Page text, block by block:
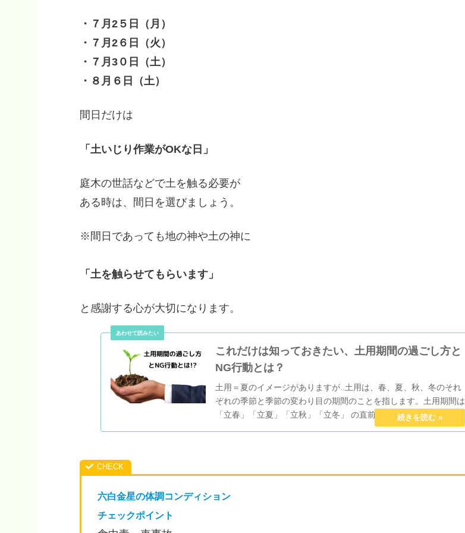
・７月2５日（月）
・７月2６日（火）
・７月3０日（土）
・８月６日（土）
間日だけは
「土いじり作業がOKな日」
庭木の世話などで土を触る必要が
ある時は、間日を選びましょう。
※間日であっても地の神や土の神に
「土を触らせてもらいます」
と感謝する心が大切になります。
これだけは知っておきたい、土用期間の過ごし方と
NG行動とは？
土用＝夏のイメージがありますが..土用は、春、夏、秋、冬のそれ
ぞれの季節と季節の変わり目の期間のことを指します。土用期間は
「立春」「立夏」「立秋」「立冬」 の直前の約18日間で、年に4回
ありますので18日×4回＝年間約72日間は土用期間ということで
六白金星の体調コンディション
チェックポイント